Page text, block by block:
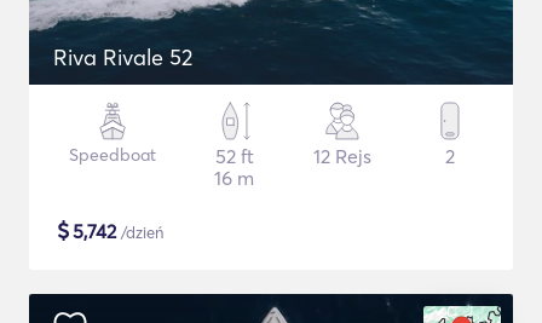
Riva Rivale 52
Speedboat
52 ft
16 m
12 Rejs 2
$5,742/dzień